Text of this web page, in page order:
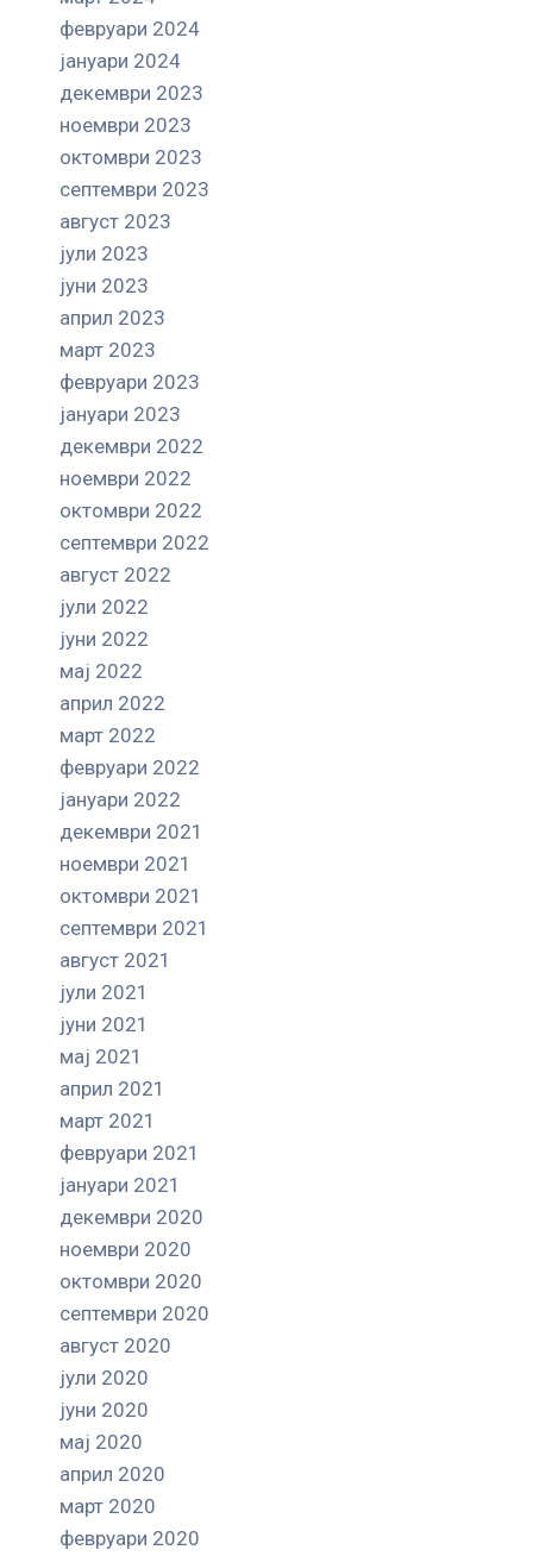
февруари 2024
јануари 2024
декември 2023
ноември 2023
октомври 2023
септември 2023
август 2023
јули 2023
јуни 2023
април 2023
март 2023
февруари 2023
јануари 2023
декември 2022
ноември 2022
октомври 2022
септември 2022
август 2022
јули 2022
јуни 2022
мај 2022
април 2022
март 2022
февруари 2022
јануари 2022
декември 2021
ноември 2021
октомври 2021
септември 2021
август 2021
јули 2021
јуни 2021
мај 2021
април 2021
март 2021
февруари 2021
јануари 2021
декември 2020
ноември 2020
октомври 2020
септември 2020
август 2020
јули 2020
јуни 2020
мај 2020
април 2020
март 2020
февруари 2020